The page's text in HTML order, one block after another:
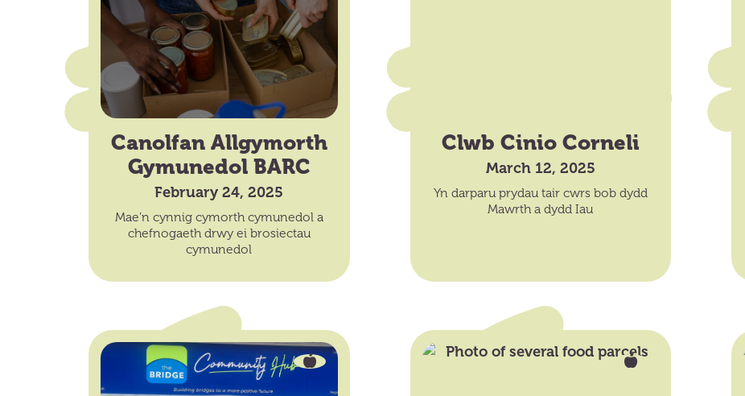
Canolfan Allgymorth
Gymunedol BARC
February 24, 2025
Mae’n cynnig cymorth cymunedol a
chefnogaeth drwy ei brosiectau
cymunedol
Clwb Cinio Corneli
March 12, 2025
Yn darparu prydau tair cwrs bob dydd
Mawrth a dydd Iau